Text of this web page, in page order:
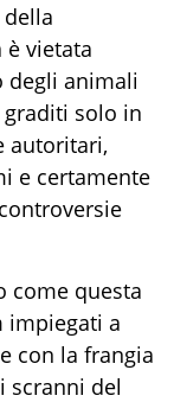
della
è vietata
degli animali
solo in
autoritari,
e certamente
come questa
impiegati a
con la frangia
scranni del